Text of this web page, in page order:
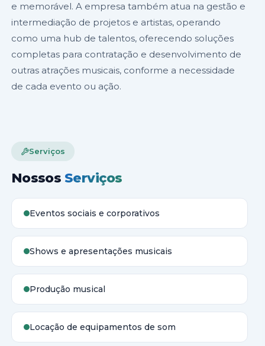
e memorável. A empresa também atua na gestão e
intermediação de projetos e artistas, operando
como uma hub de talentos, oferecendo soluções
completas para contratação e desenvolvimento de
outras atrações musicais, conforme a necessidade
de cada evento ou ação.
Serviços
Nossos Serviços
Eventos sociais e corporativos
Shows e apresentações musicais
Produção musical
Locação de equipamentos de som